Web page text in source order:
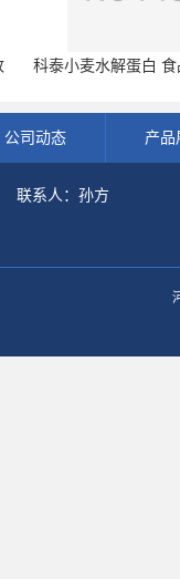
科泰小麦水解蛋白
公司动态 产品
联系人：孙方